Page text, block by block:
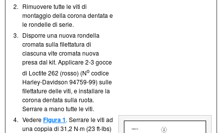
2. Rimuovere tutte le viti di
montaggio della corona dentata e
le rondelle di serie.
3. Disporre una nuova rondella
cromata sulla filettatura di
ciascuna vite cromata nuova
presa dal kit. Applicare 2-3 gocce
di Loctite 262 (rosso) (No codice
Harley-Davidson 94759-99) sulle
filettature delle viti, e installare la
corona dentata sulla ruota.
Serrare a mano tutte le viti.
4. VedereFigura 1. Serrare le viti ad
una coppia di 31,2 N·m (23 ft-lbs)